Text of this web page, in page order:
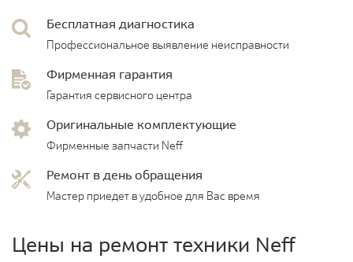
Бесплатная диагностика
Профессиональное выявление неисправности
Фирменная гарантия
Гарантия сервисного центра
Оригинальные комплектующие
Фирменные запчасти Neff
Ремонт в день обращения
Мастер приедет в удобное для Вас время
Цены на ремонт техники Neff